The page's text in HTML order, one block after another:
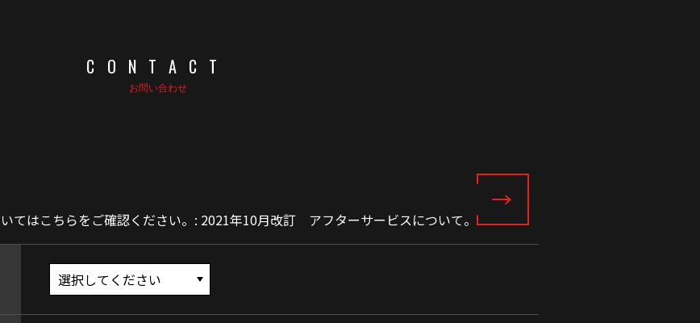
CONTACT
お問い合わせ
てはこちらをご確認ください。: 2021年10月改訂 アフターサービスについて。